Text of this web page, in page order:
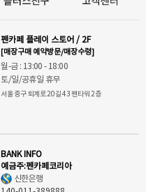
펜카페 플레이 스토어 / 2F
[매장구매 예약방문/매장수령]
월-금 : 13:00 - 18:00
토/일/공휴일 휴무
서울 중구 퇴계로 20길 43 펜타워 2층
BANK INFO
예금주:펜카페코리아
신한은행